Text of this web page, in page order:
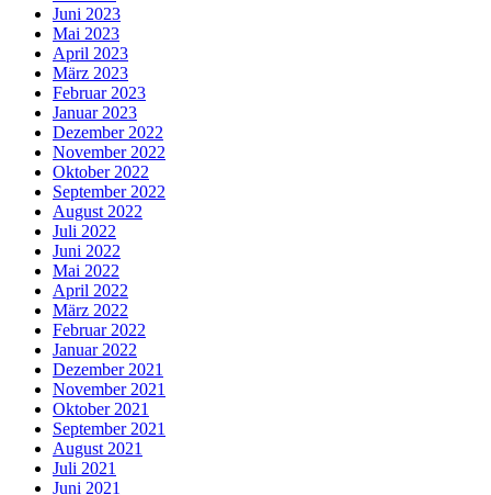
Juni 2023
Mai 2023
April 2023
März 2023
Februar 2023
Januar 2023
Dezember 2022
November 2022
Oktober 2022
September 2022
August 2022
Juli 2022
Juni 2022
Mai 2022
April 2022
März 2022
Februar 2022
Januar 2022
Dezember 2021
November 2021
Oktober 2021
September 2021
August 2021
Juli 2021
Juni 2021